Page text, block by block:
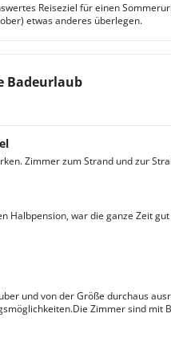
Reiseziel für einen
etwas anderes überlegen.
Badeurlaub
Zimmer zum Strand und zur
Halbpension, war die ganze Zeit
und von der Größe durchaus
Zimmer sind mit